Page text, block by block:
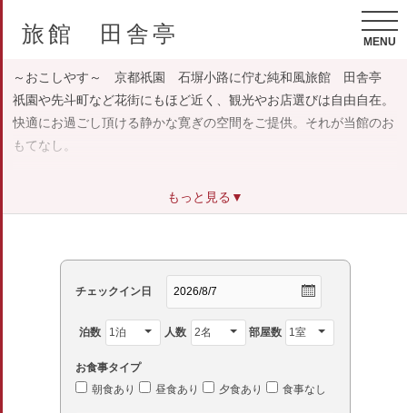
旅館 田舎亭 MENU
～おこしやす～ 京都祇園 石塀小路に佇む純和風旅館 田舎亭
祇園や先斗町など花街にもほど近く、観光やお店選びは自由自在。
快適にお過ごし頂ける静かな寛ぎの空間をご提供。それが当館のお
もてなし。
使い込まれた良さを残した日本家屋は京都らしい和の風情が漂いま
す。
ッとしたり、
大人の隠れ家的な、雰囲気で楽しんでほしい大人の宿です。
プライベートを重視する為、お呼びのない限り伺う事はありませ
＊お声をかけて頂ければ、精一杯ご要望にお応えいたします。
＊Wi-Fiは本館のお部屋でご利用いただけます。
もっと見る▼
チェックイン日
泊数 人数 部屋数
お食事タイプ
朝食あり
昼食あり 夕食あり 食事なし